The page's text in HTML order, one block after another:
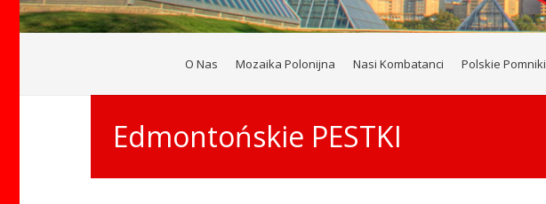
O Nas Mozaika Polonijna Nasi Kombatanci Polskie Pomniki
Edmontońskie PESTKI